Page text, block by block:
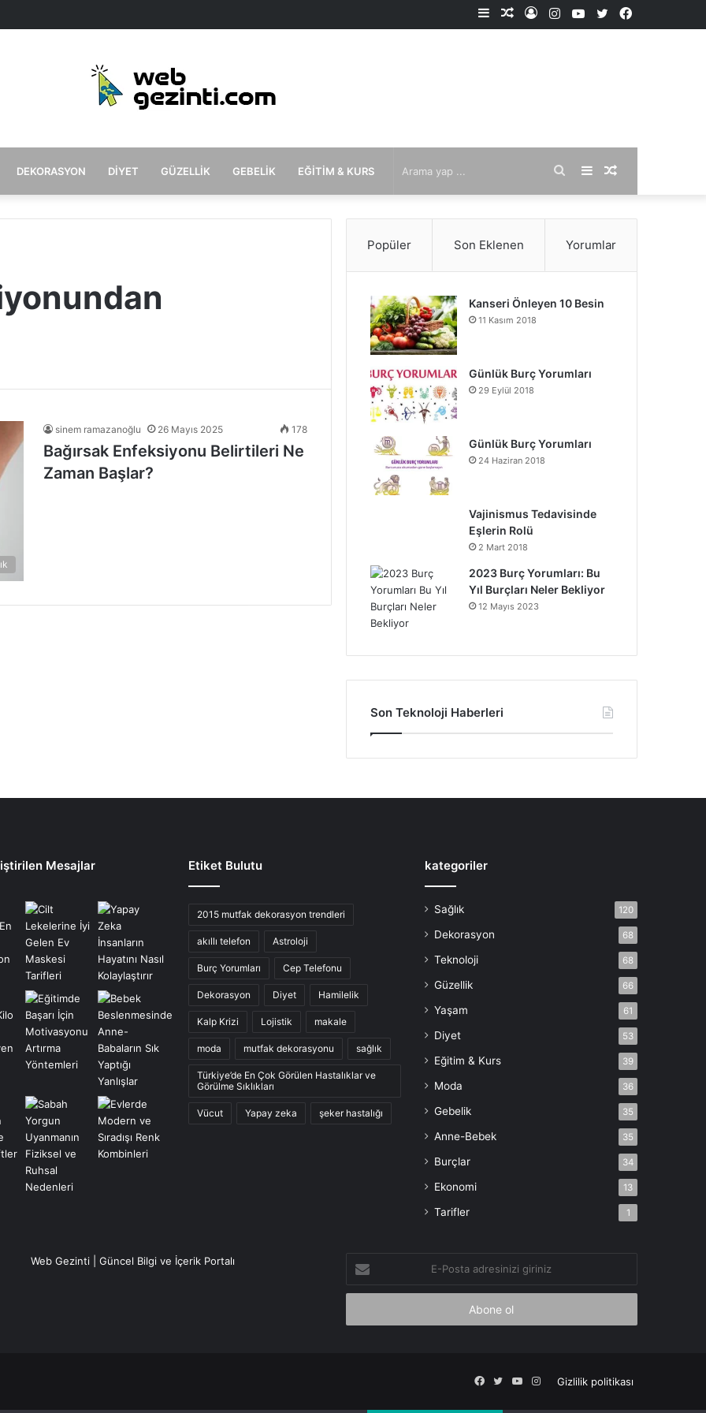
Facebook
X
YouTube
Instagram
Kayıt
Rastgele
Kenar
DEKORASYON DIYET GÜZELLIK GEBELIK EĞITIM & KURS Rastgele
Makale
Kenar
Bölmesi
Arama
yap
sinem ramazanoğlu 26 Mayıs 2025 178
Bağırsak Enfeksiyonu Belirtileri Ne
Zaman Başlar?
Popüler Son Eklenen Yorumlar
Kanseri Önleyen 10 Besin
11 Kasım 2018
Günlük Burç Yorumları
29 Eylül 2018
Günlük Burç Yorumları
24 Haziran 2018
Vajinismus Tedavisinde
Eşlerin Rolü
2 Mart 2018
2023 Burç Yorumları: Bu
Yıl Burçları Neler Bekliyor
12 Mayıs 2023
Son Teknoloji Haberleri
Mesajlar Etiket Bulutu
2015 mutfak dekorasyon trendleri
akıllı telefon Astroloji
Burç Yorumları Cep Telefonu
Dekorasyon Diyet Hamilelik
Kalp Krizi Lojistik makale
moda mutfak dekorasyonu sağlık
Türkiye’de En Çok Görülen Hastalıklar ve
Görülme Sıklıkları
Vücut Yapay zeka şeker hastalığı
kategoriler
Sağlık 120
Dekorasyon 68
Teknoloji 68
Güzellik 66
Yaşam 61
Diyet 53
Eğitim & Kurs 39
Moda 36
Gebelik 35
Anne-Bebek 35
Burçlar 34
Ekonomi 13
Tarifler 1
Web Gezinti | Güncel Bilgi ve İçerik Portalı
Posta
adresinizi
Gizlilik politikası
Facebook
X YouTube
Instagram